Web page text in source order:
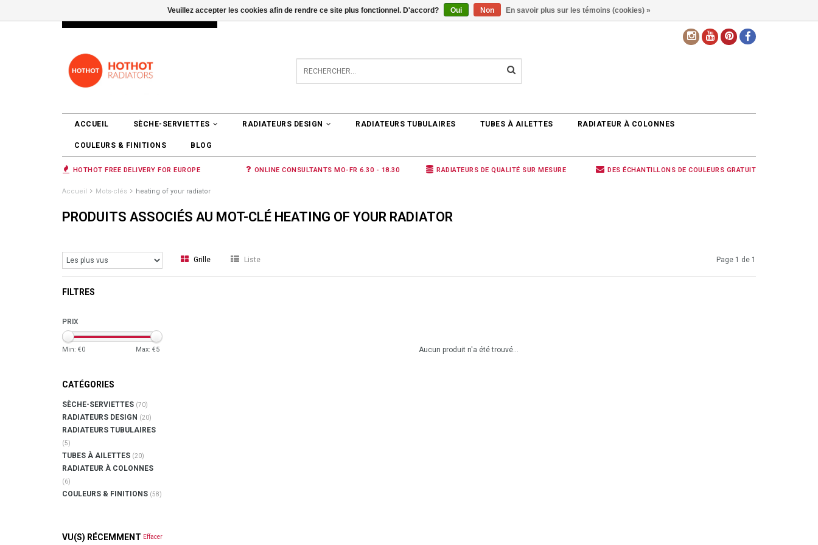
INFO@RADIATORS.SHOP SE CONNECTER 0 ARTICLES €0,00
ACCUEIL SÈCHE-SERVIETTES RADIATEURS DESIGN RADIATEURS TUBULAIRES TUBES À AILETTES RADIATEUR À COLONNES
COULEURS & FINITIONS BLOG
HOTHOT FREE DELIVERY FOR EUROPE ONLINE CONSULTANTS MO-FR 6.30 - 18.30 RADIATEURS DE QUALITÉ SUR MESURE DES ÉCHANTILLONS DE COULEURS GRATUIT
Accueil Mots-clés heating of your radiator
PRODUITS ASSOCIÉS AU MOT-CLÉ HEATING OF YOUR RADIATOR
Grille Liste Page 1 de 1
FILTRES
PRIX
Min: €0 Max: €5
CATÉGORIES
SÈCHE-SERVIETTES (70)
RADIATEURS DESIGN (20)
RADIATEURS TUBULAIRES
(5)
TUBES À AILETTES (20)
RADIATEUR À COLONNES
(6)
COULEURS & FINITIONS (58)
VU(S) RÉCEMMENT Effacer
Aucun produit n'a été trouvé...
Veuillez accepter les cookies afin de rendre ce site plus fonctionnel. D'accord? Oui Non En savoir plus sur les témoins (cookies) »